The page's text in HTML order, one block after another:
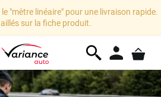
"mètre linéaire" pour une livraison rapide.
sur la fiche produit.